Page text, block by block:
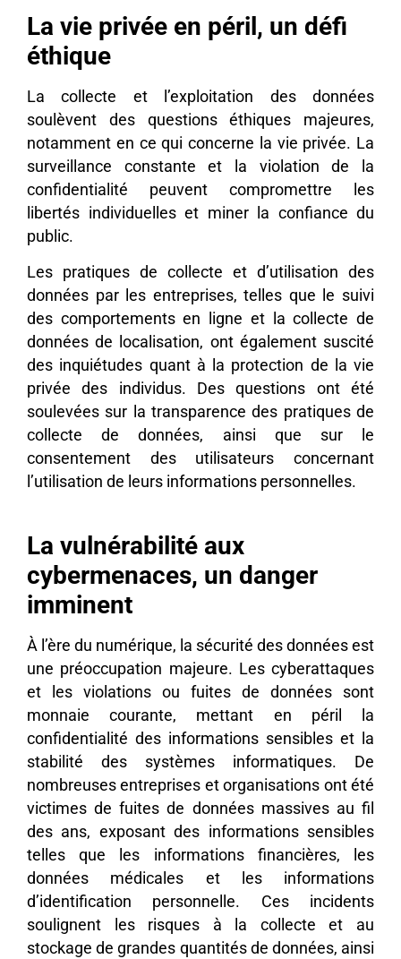
La vie privée en péril, un défi
éthique
La collecte et l’exploitation des données
soulèvent des questions éthiques majeures,
notamment en ce qui concerne la vie privée. La
surveillance constante et la violation de la
confidentialité peuvent compromettre les
libertés individuelles et miner la confiance du
public.
Les pratiques de collecte et d’utilisation des
données par les entreprises, telles que le suivi
des comportements en ligne et la collecte de
données de localisation, ont également suscité
des inquiétudes quant à la protection de la vie
privée des individus. Des questions ont été
soulevées sur la transparence des pratiques de
collecte de données, ainsi que sur le
consentement des utilisateurs concernant
l’utilisation de leurs informations personnelles.
La vulnérabilité aux
cybermenaces, un danger
imminent
À l’ère du numérique, la sécurité des données est
une préoccupation majeure. Les cyberattaques
et les violations ou fuites de données sont
monnaie courante, mettant en péril la
confidentialité des informations sensibles et la
stabilité des systèmes informatiques. De
nombreuses entreprises et organisations ont été
victimes de fuites de données massives au fil
des ans, exposant des informations sensibles
telles que les informations financières, les
données médicales et les informations
d’identification personnelle. Ces incidents
soulignent les risques à la collecte et au
stockage de grandes quantités de données, ainsi